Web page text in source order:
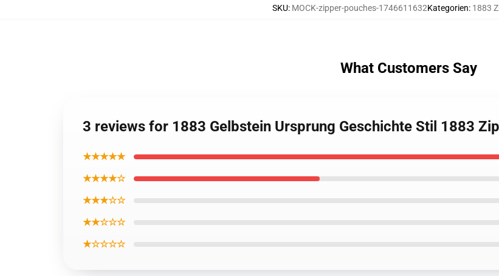
SKU: MOCK-zipper-pouches-1746611632Kategorien: 1883
What Customers Say
3 reviews for 1883 Gelbstein Ursprung Geschichte Stil 1883
★★★★★
★★★★☆
★★★☆☆
★★☆☆☆
★☆☆☆☆